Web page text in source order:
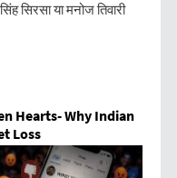
सिरसा या मनोज तिवारी
Hearts- Why Indian
Loss